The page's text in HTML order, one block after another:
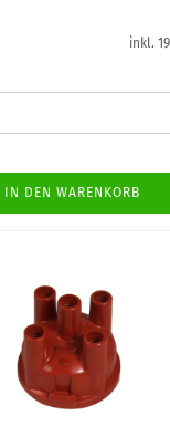
inkl.
IN DEN WARENKORB